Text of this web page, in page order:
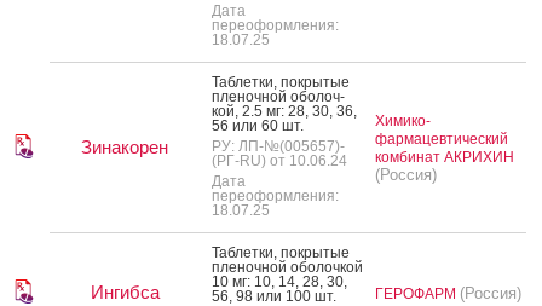
Дата
переоформления:
18.07.25
Зинакорен
Таб­летки, пок­ры­тые
пле­ноч­ной обо­лоч­
кой, 2.5 мг: 28, 30, 36,
56 или 60 шт.
РУ: ЛП-№(005657)-
(РГ-RU) от 10.06.24
Дата
переоформления:
18.07.25
Химико-
фармацевтический
комбинат АКРИХИН
(Россия)
Ингибса
Таб­летки, пок­ры­тые
пле­ноч­ной обо­лоч­кой
10 мг: 10, 14, 28, 30,
56, 98 или 100 шт.
ГЕРОФАРМ (Россия)